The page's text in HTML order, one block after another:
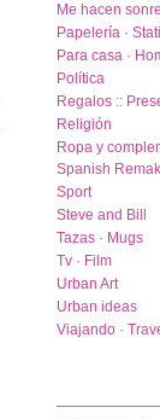
Me hacen
Papelería ·
Para casa ·
Política
Regalos ::
Religión
Ropa y
Spanish
Sport
Steve and Bill
Tazas · Mugs
Tv · Film
Urban Art
Urban ideas
Viajando ·